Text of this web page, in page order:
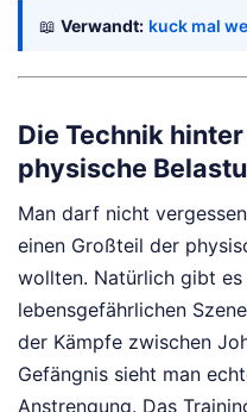
📖 Verwandt: kuck mal
Die Technik
physische
Man darf nicht
einen Großteil der
wollten. Natürlich gibt
lebensgefährlichen
der Kämpfe zwischen
Gefängnis sieht man
Anstrengung. Das